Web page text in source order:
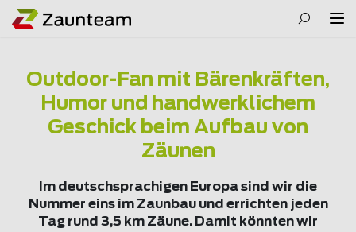
Outdoor-Fan mit Bärenkräften,
Humor und handwerklichem
Geschick beim Aufbau von
Zäunen
Im deutschsprachigen Europa sind wir die
Nummer eins im Zaunbau und errichten jeden
Tag rund 3,5 km Zäune. Damit könnten wir